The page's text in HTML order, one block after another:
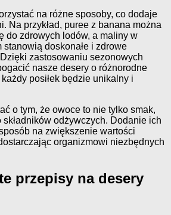
na różne sposoby, co dodaje
Na przykład, puree z banana można
do zdrowych lodów, a maliny w
stanowią doskonałe i zdrowe
zastosowaniu sezonowych
nasze desery o różnorodne
posiłek będzie unikalny i
o tym, że owoce to nie tylko smak,
odżywczych. Dodanie ich
na zwiększenie wartości
organizmowi niezbędnych
przepisy na desery